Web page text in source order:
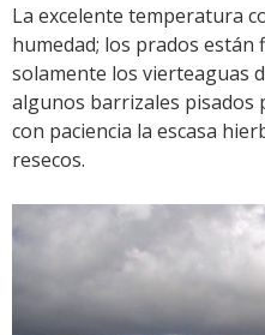
La excelente temperatura
humedad; los prados
solamente los vierteaguas
algunos barrizales pisados
con paciencia la escasa
resecos.